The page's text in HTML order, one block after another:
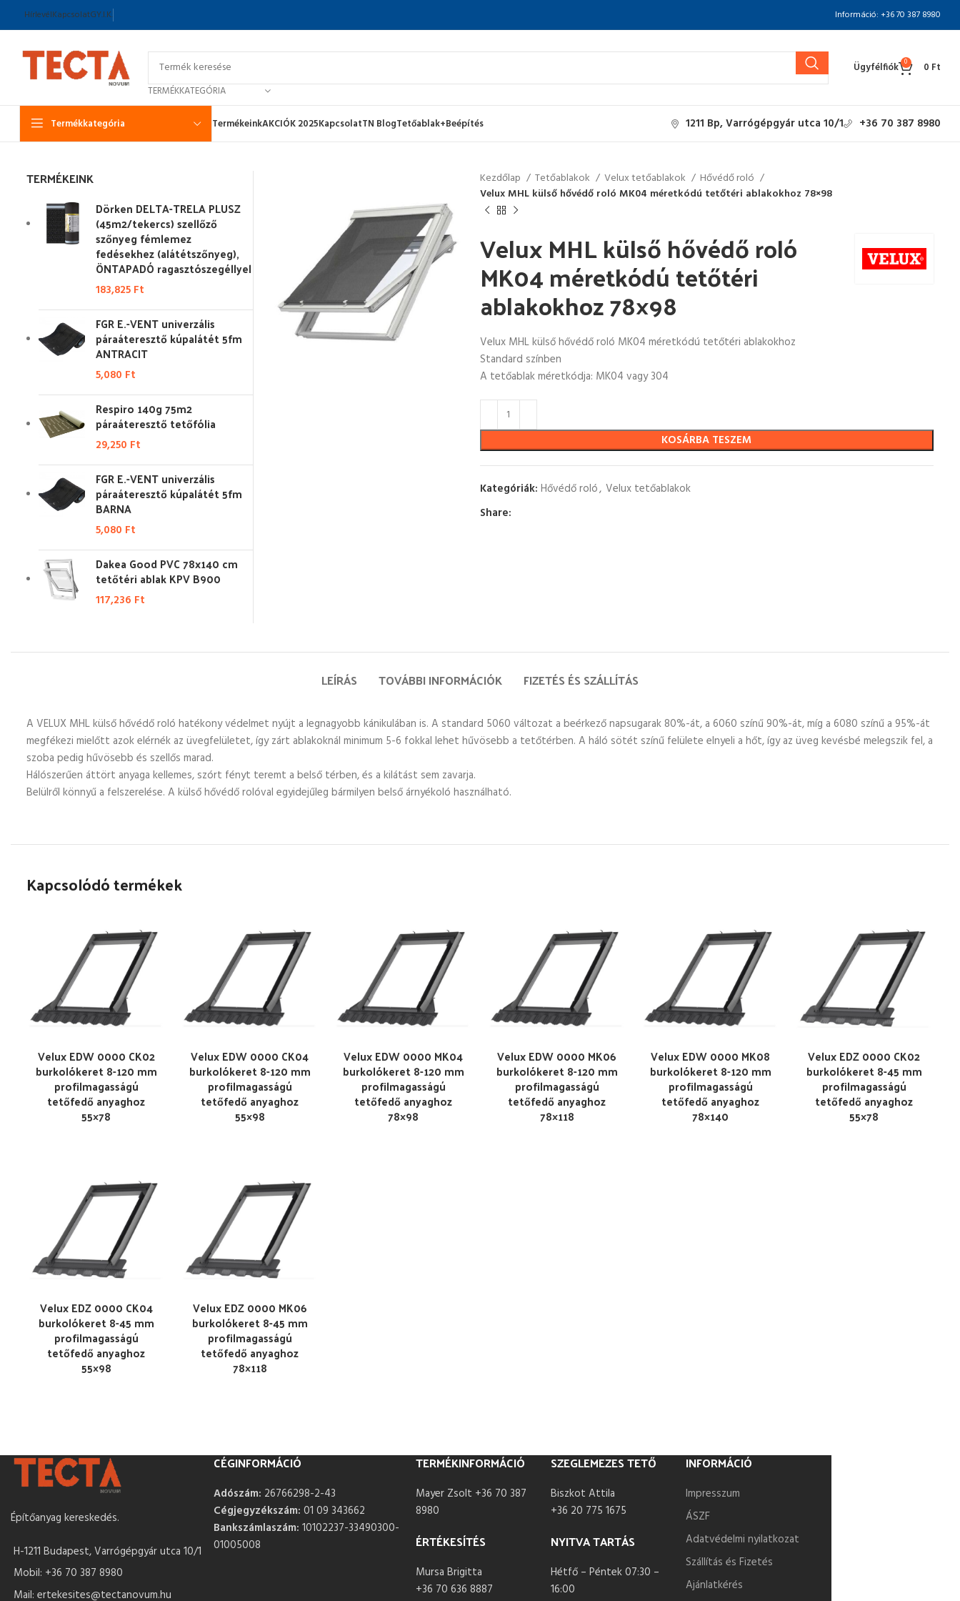
HírlevélKapcsolatGY.I.K. Információ: +36 70 387 8980
TERMÉKKATEGÓRIA
Ügyfélfiók 0 0 Ft
Termékkategória TermékeinkAKCIÓK 2025KapcsolatTN BlogTetőablak+Beépítés 1211 Bp, Varrógépgyár utca 10/1 +36 70 387 8980
Kezdőlap Tetőablakok Velux tetőablakok
Hővédő roló
Velux MHL külső hővédő roló MK04 méretkódú tetőtéri ablakokhoz 78×98
Velux MHL külső hővédő roló
MK04 méretkódú tetőtéri
ablakokhoz 78×98
Velux MHL külső hővédő roló MK04 méretkódú tetőtéri ablakokhoz
Standard színben
A tetőablak méretkódja: MK04 vagy 304
KOSÁRBA TESZEM
Kategóriák: Hővédő roló, Velux tetőablakok
Share:
TERMÉKEINK
Dörken DELTA-TRELA PLUSZ
(45m2/tekercs) szellőző
szőnyeg fémlemez
fedésekhez (alátétszőnyeg),
ÖNTAPADÓ ragasztószegéllyel
183,825 Ft
FGR E.-VENT univerzális
páraáteresztő kúpalátét 5fm
ANTRACIT
5,080 Ft
Respiro 140g 75m2
páraáteresztő tetőfólia
29,250 Ft
FGR E.-VENT univerzális
páraáteresztő kúpalátét 5fm
BARNA
5,080 Ft
Dakea Good PVC 78x140 cm
tetőtéri ablak KPV B900
117,236 Ft
LEÍRÁS TOVÁBBI INFORMÁCIÓK FIZETÉS ÉS SZÁLLÍTÁS
A VELUX MHL külső hővédő roló hatékony védelmet nyújt a legnagyobb kánikulában is. A standard 5060 változat a beérkező napsugarak 80%-át, a 6060 színű 90%-át, míg a 6080 színű a 95%-át
megfékezi mielőtt azok elérnék az üvegfelületet, így zárt ablakoknál minimum 5-6 fokkal lehet hűvösebb a tetőtérben. A háló sötét színű felülete elnyeli a hőt, így az üveg kevésbé melegszik fel, a
szoba pedig hűvösebb és szellős marad.
Hálószerűen áttört anyaga kellemes, szórt fényt teremt a belső térben, és a kilátást sem zavarja.
Belülről könnyű a felszerelése. A külső hővédő rolóval egyidejűleg bármilyen belső árnyékoló használható.
Kapcsolódó termékek
Velux EDW 0000 CK02
burkolókeret 8-120 mm
profilmagasságú
tetőfedő anyaghoz
55×78
Velux EDW 0000 CK04
burkolókeret 8-120 mm
profilmagasságú
tetőfedő anyaghoz
55×98
Velux EDW 0000 MK04
burkolókeret 8-120 mm
profilmagasságú
tetőfedő anyaghoz
78×98
Velux EDW 0000 MK06
burkolókeret 8-120 mm
profilmagasságú
tetőfedő anyaghoz
78×118
Velux EDW 0000 MK08
burkolókeret 8-120 mm
profilmagasságú
tetőfedő anyaghoz
78×140
Velux EDZ 0000 CK02
burkolókeret 8-45 mm
profilmagasságú
tetőfedő anyaghoz
55×78
Velux EDZ 0000 CK04
burkolókeret 8-45 mm
profilmagasságú
tetőfedő anyaghoz
55×98
Velux EDZ 0000 MK06
burkolókeret 8-45 mm
profilmagasságú
tetőfedő anyaghoz
78×118
Építőanyag kereskedés.
H-1211 Budapest, Varrógépgyár utca 10/1
Mobil: +36 70 387 8980
Mail: ertekesites@tectanovum.hu
CÉGINFORMÁCIÓ
Adószám: 26766298-2-43
Cégjegyzékszám: 01 09 343662
Bankszámlaszám: 10102237-33490300-
01005008
TERMÉKINFORMÁCIÓ
Mayer Zsolt +36 70 387
8980
ÉRTÉKESÍTÉS
Mursa Brigitta
+36 70 636 8887
SZEGLEMEZES TETŐ
Biszkot Attila
+36 20 775 1675
NYITVA TARTÁS
Hétfő – Péntek 07:30 –
16:00
INFORMÁCIÓ
Impresszum
ÁSZF
Adatvédelmi nyilatkozat
Szállítás és Fizetés
Ajánlatkérés